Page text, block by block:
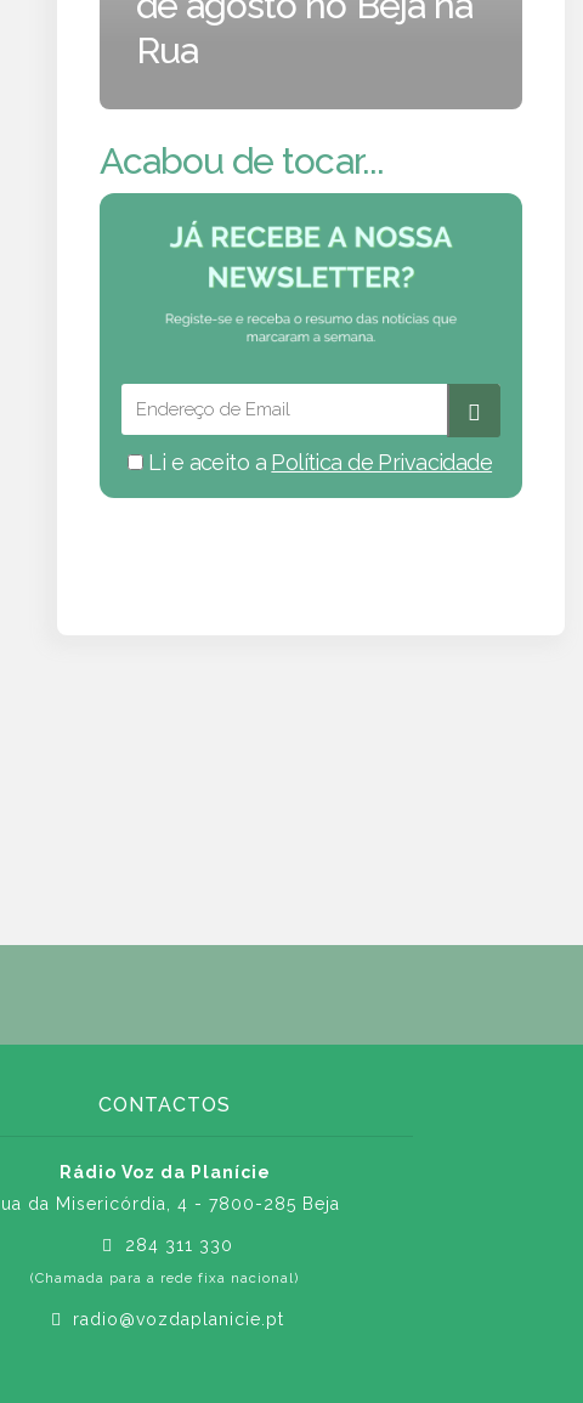
Rua
Acabou de tocar...
Li e aceito a Política de Privacidade
CONTACTOS
Rádio Voz da Planície
da Misericórdia, 4 - 7800-285 Beja
284 311 330
(Chamada para a rede fixa nacional)
radio@vozdaplanicie.pt